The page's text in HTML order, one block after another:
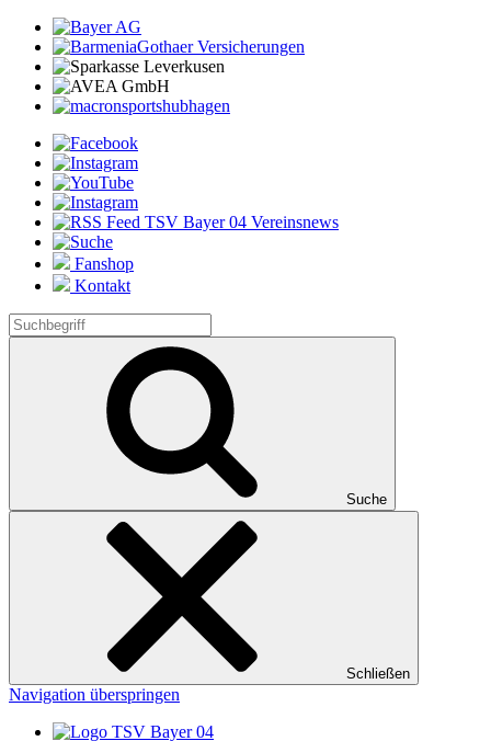
Fanshop
Kontakt
Suche
Schließen
Navigation überspringen